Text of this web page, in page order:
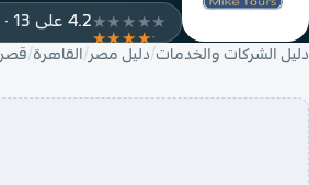
4.2 على Google · 13 تقييم
دليل الشركات والخدمات دليل مصر القاهرة قصر